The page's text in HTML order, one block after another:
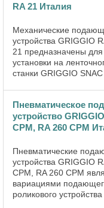
RA 21 Италия
Механические
устройства GRIGGIO
21 предназначены для
установки на
станки GRIGGIO
подачу заготовок из
для их равномерной
...
Пневматическое
устройство
CPМ, RA 260 CPM
Пневматические
устройства GRIGGIO
CPМ, RA 260 CPM
вариациями
роликового